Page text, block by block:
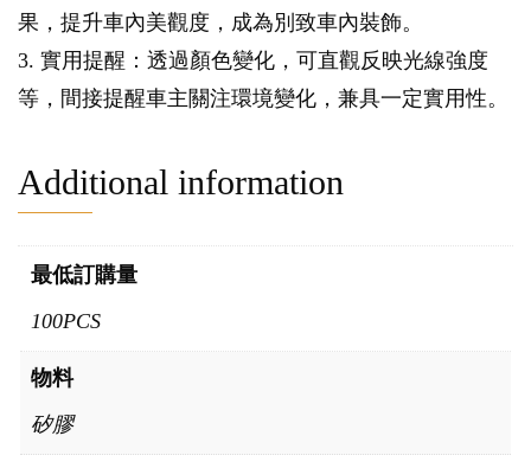
果，提升車內美觀度，成為別致車內裝飾。
3. 實用提醒：透過顏色變化，可直觀反映光線強度
等，間接提醒車主關注環境變化，兼具一定實用性。
Additional information
最低訂購量
100PCS
物料
矽膠